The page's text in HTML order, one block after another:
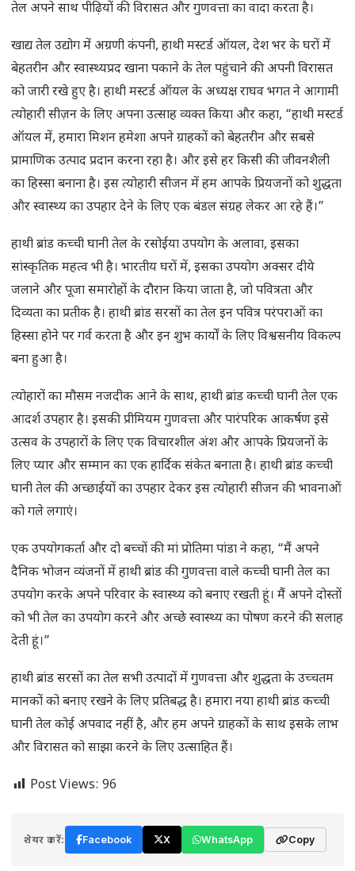
तेल अपने साथ पीढ़ियों की विरासत और गुणवत्ता का वादा करता है।
खाद्य तेल उद्योग में अग्रणी कंपनी, हाथी मस्टर्ड ऑयल, देश भर के घरों में
बेहतरीन और स्वास्थ्यप्रद खाना पकाने के तेल पहुंचाने की अपनी विरासत
को जारी रखे हुए है। हाथी मस्टर्ड ऑयल के अध्यक्ष राघव भगत ने आगामी
त्योहारी सीज़न के लिए अपना उत्साह व्यक्त किया और कहा, “हाथी मस्टर्ड
ऑयल में, हमारा मिशन हमेशा अपने ग्राहकों को बेहतरीन और सबसे
प्रामाणिक उत्पाद प्रदान करना रहा है। और इसे हर किसी की जीवनशैली
का हिस्सा बनाना है। इस त्योहारी सीजन में हम आपके प्रियजनों को शुद्धता
और स्वास्थ्य का उपहार देने के लिए एक बंडल संग्रह लेकर आ रहे हैं।”
हाथी ब्रांड कच्ची घानी तेल के रसोईया उपयोग के अलावा, इसका
सांस्कृतिक महत्व भी है। भारतीय घरों में, इसका उपयोग अक्सर दीये
जलाने और पूजा समारोहों के दौरान किया जाता है, जो पवित्रता और
दिव्यता का प्रतीक है। हाथी ब्रांड सरसों का तेल इन पवित्र परंपराओं का
हिस्सा होने पर गर्व करता है और इन शुभ कार्यों के लिए विश्वसनीय विकल्प
बना हुआ है।
त्योहारों का मौसम नजदीक आने के साथ, हाथी ब्रांड कच्ची घानी तेल एक
आदर्श उपहार है। इसकी प्रीमियम गुणवत्ता और पारंपरिक आकर्षण इसे
उत्सव के उपहारों के लिए एक विचारशील अंश और आपके प्रियजनों के
लिए प्यार और सम्मान का एक हार्दिक संकेत बनाता है। हाथी ब्रांड कच्ची
घानी तेल की अच्छाईयों का उपहार देकर इस त्योहारी सीजन की भावनाओं
को गले लगाएं।
एक उपयोगकर्ता और दो बच्चों की मां प्रोतिमा पांडा ने कहा, “मैं अपने
दैनिक भोजन व्यंजनों में हाथी ब्रांड की गुणवत्ता वाले कच्ची घानी तेल का
उपयोग करके अपने परिवार के स्वास्थ्य को बनाए रखती हूं। मैं अपने दोस्तों
को भी तेल का उपयोग करने और अच्छे स्वास्थ्य का पोषण करने की सलाह
देती हूं।”
हाथी ब्रांड सरसों का तेल सभी उत्पादों में गुणवत्ता और शुद्धता के उच्चतम
मानकों को बनाए रखने के लिए प्रतिबद्ध है। हमारा नया हाथी ब्रांड कच्ची
घानी तेल कोई अपवाद नहीं है, और हम अपने ग्राहकों के साथ इसके लाभ
और विरासत को साझा करने के लिए उत्साहित हैं।
Post Views: 96
शेयर करें: Facebook X WhatsApp Copy